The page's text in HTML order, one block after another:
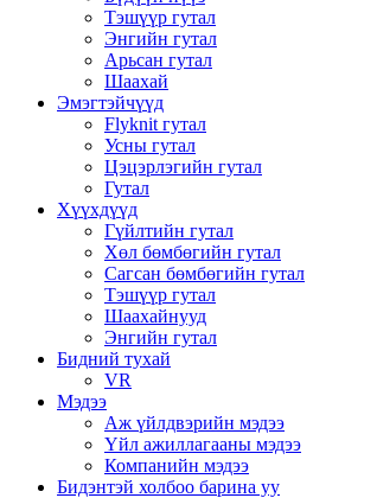
Тэшүүр гутал
Энгийн гутал
Арьсан гутал
Шаахай
Эмэгтэйчүүд
Flyknit гутал
Усны гутал
Цэцэрлэгийн гутал
Гутал
Хүүхдүүд
Гүйлтийн гутал
Хөл бөмбөгийн гутал
Сагсан бөмбөгийн гутал
Тэшүүр гутал
Шаахайнууд
Энгийн гутал
Бидний тухай
VR
Мэдээ
Аж үйлдвэрийн мэдээ
Үйл ажиллагааны мэдээ
Компанийн мэдээ
Бидэнтэй холбоо барина уу